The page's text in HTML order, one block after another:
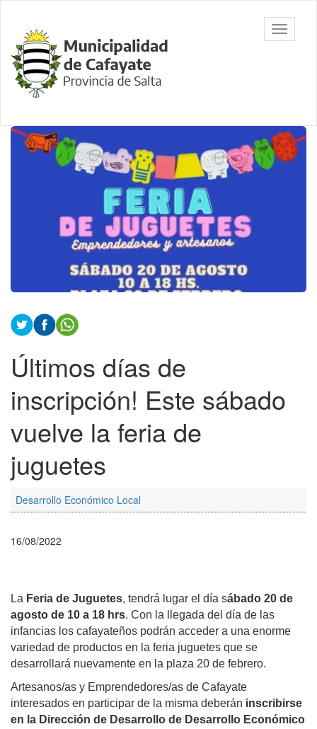
contenido
principal
Municipalidad
de Cafayate,
Salta
barra
Contenido
principal
Últimos días de
inscripción! Este sábado
vuelve la feria de
juguetes
Desarrollo Económico Local
16/08/2022
La Feria de Juguetes, tendrá lugar el día sábado 20 de
agosto de 10 a 18 hrs. Con la llegada del día de las
infancias los cafayateños podrán acceder a una enorme
variedad de productos en la feria juguetes que se
desarrollará nuevamente en la plaza 20 de febrero.
Artesanos/as y Emprendedores/as de Cafayate
interesados en participar de la misma deberán inscribirse
en la Dirección de Desarrollo de Desarrollo Económico